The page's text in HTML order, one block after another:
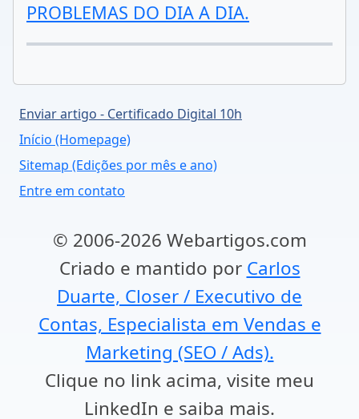
PROBLEMAS DO DIA A DIA.
Enviar artigo - Certificado Digital 10h
Início (Homepage)
Sitemap (Edições por mês e ano)
Entre em contato
© 2006-2026 Webartigos.com
Criado e mantido por Carlos
Duarte, Closer / Executivo de
Contas, Especialista em Vendas e
Marketing (SEO / Ads).
Clique no link acima, visite meu
LinkedIn e saiba mais.